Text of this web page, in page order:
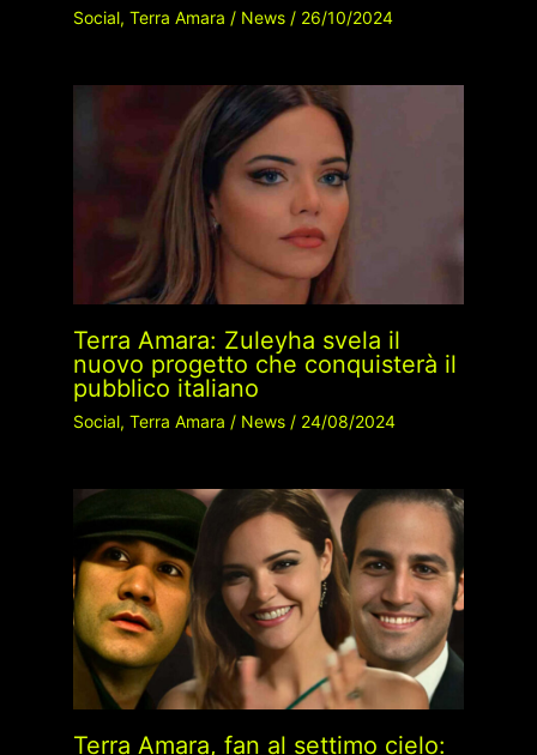
Social, Terra Amara / News/ 26/10/2024
Terra Amara: Zuleyha svela il
nuovo progetto che conquisterà il
pubblico italiano
Social, Terra Amara / News/ 24/08/2024
Terra Amara, fan al settimo cielo: